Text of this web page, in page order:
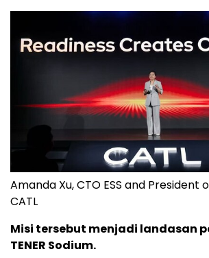
Amanda Xu, CTO ESS and President
CATL
Misi tersebut menjadi landasan
TENER Sodium.